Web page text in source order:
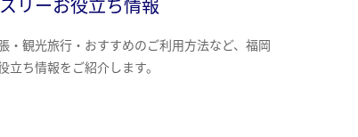
リーお役立ち情報
・観光旅行・おすすめのご利用方法など、福岡
立ち情報をご紹介します。